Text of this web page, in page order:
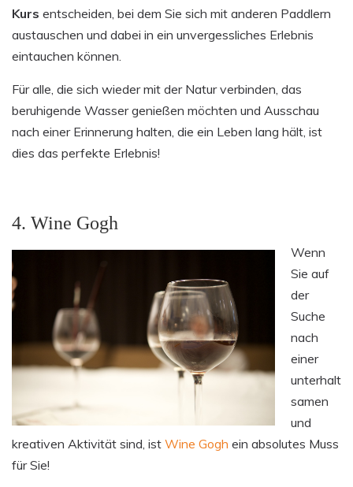
Kurs entscheiden, bei dem Sie sich mit anderen Paddlern
austauschen und dabei in ein unvergessliches Erlebnis
eintauchen können.
Für alle, die sich wieder mit der Natur verbinden, das
beruhigende Wasser genießen möchten und Ausschau
nach einer Erinnerung halten, die ein Leben lang hält, ist
dies das perfekte Erlebnis!
4. Wine Gogh
Wenn
Sie auf
der
Suche
nach
einer
unterhalt
samen
und
kreativen Aktivität sind, ist Wine Gogh ein absolutes Muss
für Sie!